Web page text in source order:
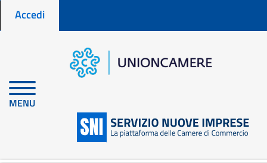
Menu profilo utente
Accedi
MENU
Home
Bando SRD01: 100 milioni di euro per gli investimenti produttivi
delle aziende agricole